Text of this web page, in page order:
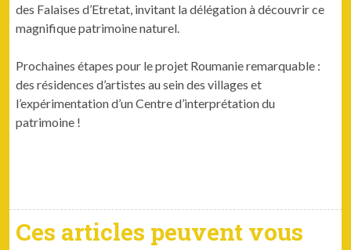
des Falaises d’Etretat, invitant la délégation à découvrir ce
magnifique patrimoine naturel.
Prochaines étapes pour le projet Roumanie remarquable :
des résidences d’artistes au sein des villages et
l’expérimentation d’un Centre d’interprétation du
patrimoine !
Ces articles peuvent vous